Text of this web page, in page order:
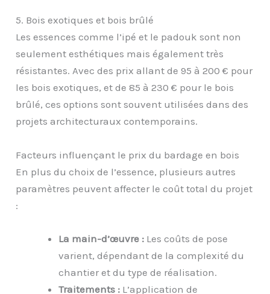
5. Bois exotiques et bois brûlé
Les essences comme l’ipé et le padouk sont non
seulement esthétiques mais également très
résistantes. Avec des prix allant de 95 à 200 € pour
les bois exotiques, et de 85 à 230 € pour le bois
brûlé, ces options sont souvent utilisées dans des
projets architecturaux contemporains.
Facteurs influençant le prix du bardage en bois
En plus du choix de l’essence, plusieurs autres
paramètres peuvent affecter le coût total du projet
:
La main-d’œuvre : Les coûts de pose
varient, dépendant de la complexité du
chantier et du type de réalisation.
Traitements : L’application de